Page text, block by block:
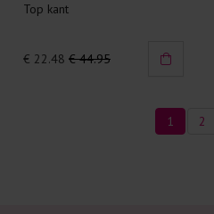
Top kant
€ 22.48 € 44.95
1 2